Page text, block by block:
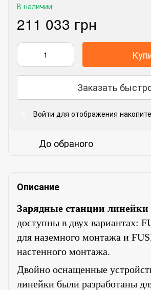
В наличии
211 033 грн
Заказать
Войти для отображения
До обраного
Описание
Зарядные станции линейки
доступны в двух вариантах:
для наземного монтажа и
настенного монтажа.
Двойно оснащенные
линейки были разработаны